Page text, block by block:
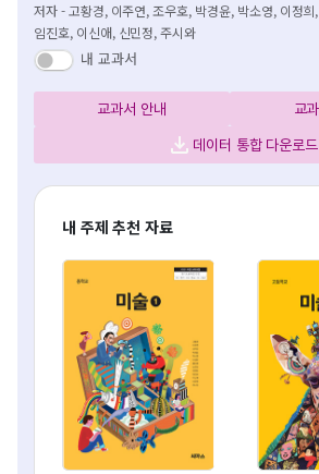
저자 - 고황경, 이주연, 조우호, 박경윤, 박소영, 이정
임진호, 이신애, 신민정, 주시와
내 교과서
교과서 안내 교
데이터 통합 다운로드
내 주제 추천 자료